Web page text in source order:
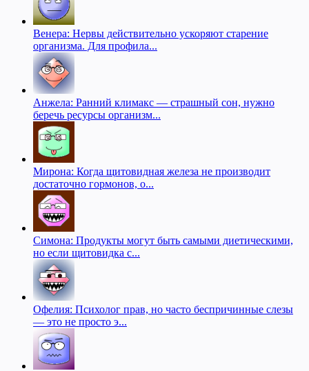
Венера: Нервы действительно ускоряют старение
организма. Для профила...
Анжела: Ранний климакс — страшный сон, нужно
беречь ресурсы организм...
Мирона: Когда щитовидная железа не производит
достаточно гормонов, о...
Симона: Продукты могут быть самыми диетическими,
но если щитовидка с...
Офелия: Психолог прав, но часто беспричинные слезы
— это не просто э...